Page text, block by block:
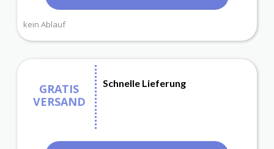
kein Ablauf
GRATIS
VERSAND
Schnelle Lieferung